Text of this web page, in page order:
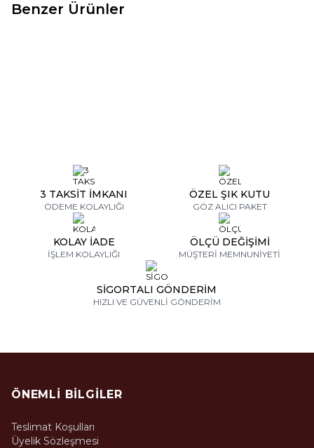
Benzer Ürünler
New ✨
3 TAKSİT İMKANI
ÖDEME KOLAYLIĞI
ÖZEL ŞIK KUTU
GÖZ ALICI PAKET
KOLAY İADE
İŞLEM KOLAYLIĞI
ÖLÇÜ DEĞİŞİMİ
MÜŞTERİ MEMNUNİYETİ
SİGORTALI GÖNDERİM
HIZLI VE GÜVENLİ GÖNDERİM
ÖNEMLI BILGILER
Teslimat Koşulları
Üyelik Sözleşmesi